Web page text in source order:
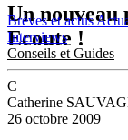
Brèves et actus
Interviews
Conseils et Guides
Un
Ecoute !
C
Catherine
26 octobre 2009